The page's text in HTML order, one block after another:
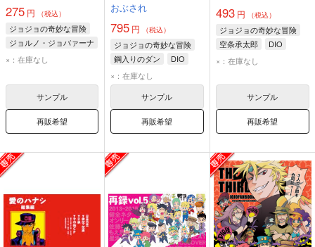
275 円 （税込）
ジョジョの奇妙な冒険
ジョルノ・ジョバァーナ
DIO
×：在庫なし
サンプル
再販希望
おぶされ
795 円 （税込）
ジョジョの奇妙な冒険
鋼入りのダン
DIO
エンリコ・プッチ
×：在庫なし
サンプル
再販希望
493円 （税込）
ジョジョの奇妙な冒険
空条承太郎
DIO
×：在庫なし
サンプル
再販希望